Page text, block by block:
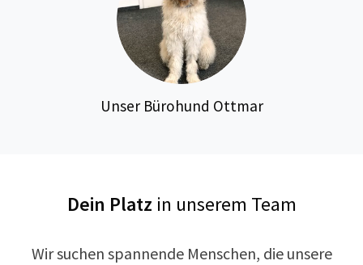
Unser Bürohund Ottmar
Dein Platz in unserem Team
Wir suchen spannende Menschen, die unsere